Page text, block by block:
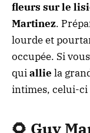
fleurs sur le
Martinez.
lourde et
occupée. Si vous
quiallie la
intimes, celui-ci
🌻 Guy